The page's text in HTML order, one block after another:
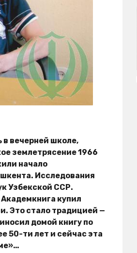
в вечерней школе,
землетрясение 1966
начало
Исследования
Узбекской ССР.
купил
Это стало традицией —
домой книгу по
50-ти лет и сейчас эта